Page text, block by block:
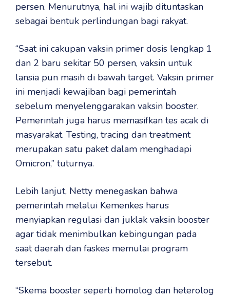
persen. Menurutnya, hal ini wajib dituntaskan
sebagai bentuk perlindungan bagi rakyat.
“Saat ini cakupan vaksin primer dosis lengkap 1
dan 2 baru sekitar 50 persen, vaksin untuk
lansia pun masih di bawah target. Vaksin primer
ini menjadi kewajiban bagi pemerintah
sebelum menyelenggarakan vaksin booster.
Pemerintah juga harus memasifkan tes acak di
masyarakat. Testing, tracing dan treatment
merupakan satu paket dalam menghadapi
Omicron,” tuturnya.
Lebih lanjut, Netty menegaskan bahwa
pemerintah melalui Kemenkes harus
menyiapkan regulasi dan juklak vaksin booster
agar tidak menimbulkan kebingungan pada
saat daerah dan faskes memulai program
tersebut.
“Skema booster seperti homolog dan heterolog